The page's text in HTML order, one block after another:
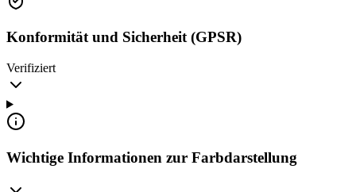
Konformität und Sicherheit (GPSR)
Verifiziert
Wichtige Informationen zur Farbdarstellung